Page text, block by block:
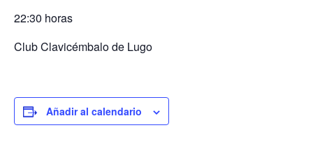
22:30 horas
Club Clavicémbalo de Lugo
Añadir al calendario